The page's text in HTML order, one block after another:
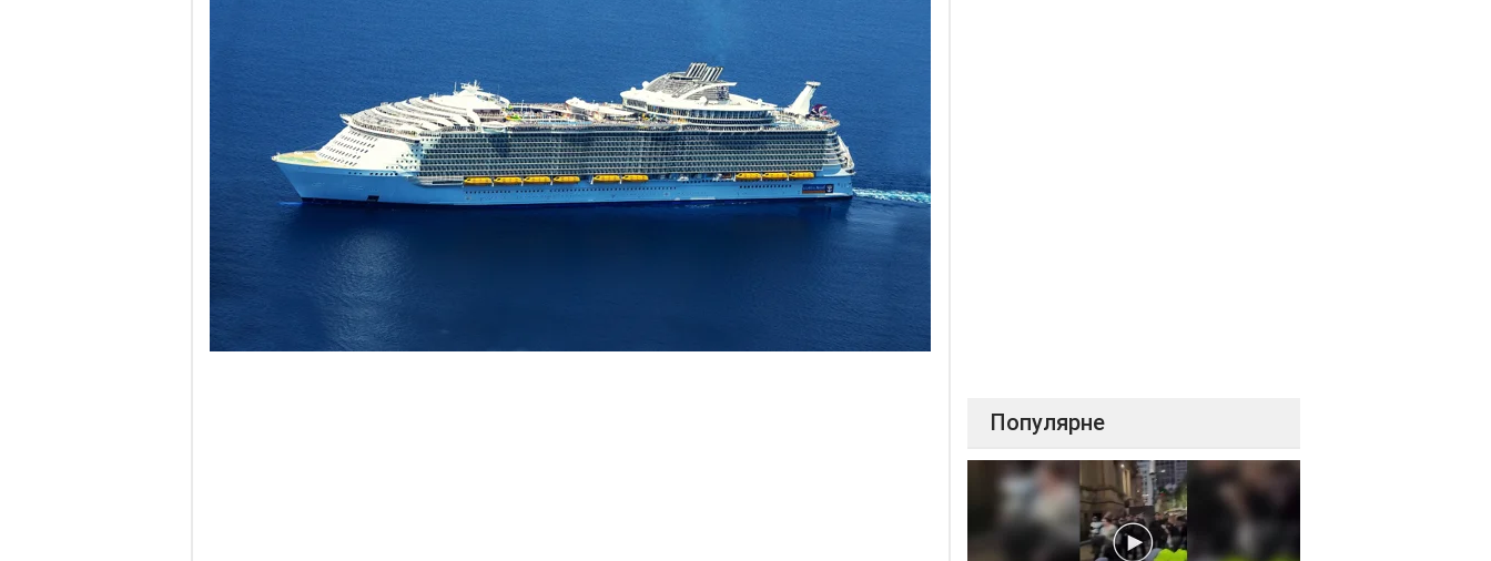
Популярне